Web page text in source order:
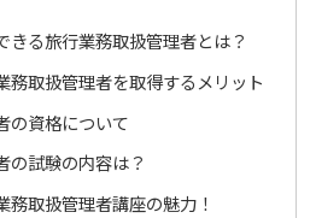
きる旅行業務取扱管理者とは？
務取扱管理者を取得するメリット
の資格について
の試験の内容は？
務取扱管理者講座の魅力！